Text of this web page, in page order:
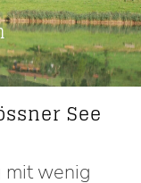
See
mit wenig